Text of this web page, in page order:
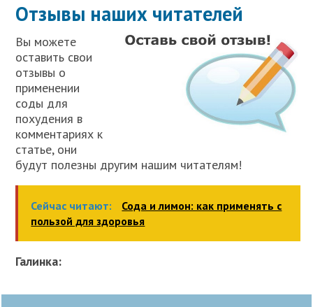
Отзывы наших читателей
Вы можете
оставить свои
отзывы о
применении
соды для
похудения в
комментариях к
статье, они
будут полезны другим нашим читателям!
Сейчас читают:
Сода и лимон: как применять с
пользой для здоровья
Галинка: